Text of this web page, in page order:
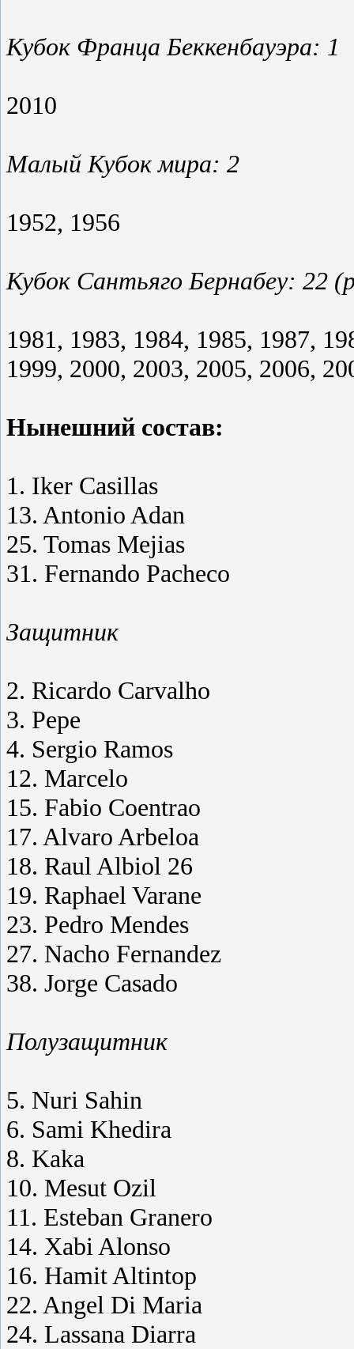
Кубок Франца Беккенбауэра: 1
2010
Малый Кубок мира: 2
1952, 1956
Кубок Сантьяго Бернабеу: 22
1981, 1983, 1984, 1985, 1987,
1999, 2000, 2003, 2005, 2006,
Нынешний состав:
1. Iker Casillas
13. Antonio Adan
25. Tomas Mejias
31. Fernando Pacheco
Защитник
2. Ricardo Carvalho
3. Pepe
4. Sergio Ramos
12. Marcelo
15. Fabio Coentrao
17. Alvaro Arbeloa
18. Raul Albiol 26
19. Raphael Varane
23. Pedro Mendes
27. Nacho Fernandez
38. Jorge Casado
Полузащитник
5. Nuri Sahin
6. Sami Khedira
8. Kaka
10. Mesut Ozil
11. Esteban Granero
14. Xabi Alonso
16. Hamit Altintop
22. Angel Di Maria
24. Lassana Diarra